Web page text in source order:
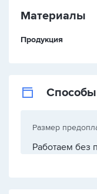
Материалы
Продукция
Размер
Работаем без